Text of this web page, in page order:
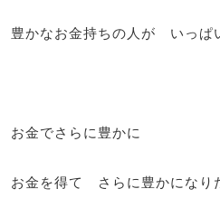
豊かなお金持ちの人が いっぱ
お金でさらに豊かに
お金を得て さらに豊かになり